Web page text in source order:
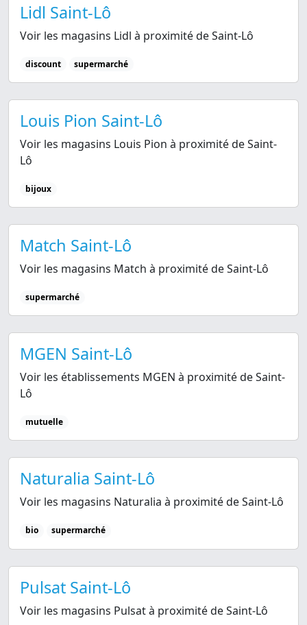
Lidl Saint-Lô
Voir les magasins Lidl à proximité de Saint-Lô
discount supermarché
Louis Pion Saint-Lô
Voir les magasins Louis Pion à proximité de Saint-
Lô
bijoux
Match Saint-Lô
Voir les magasins Match à proximité de Saint-Lô
supermarché
MGEN Saint-Lô
Voir les établissements MGEN à proximité de Saint-
Lô
mutuelle
Naturalia Saint-Lô
Voir les magasins Naturalia à proximité de Saint-Lô
bio supermarché
Pulsat Saint-Lô
Voir les magasins Pulsat à proximité de Saint-Lô